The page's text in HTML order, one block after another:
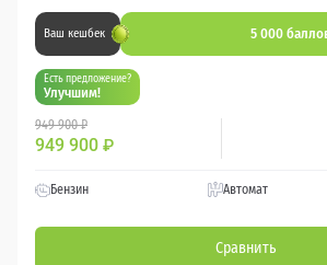
Ваш кешбек 5 000
Есть предложение?
Улучшим!
949 900 ₽
949 900 ₽
Бензин Автомат
Сравнить